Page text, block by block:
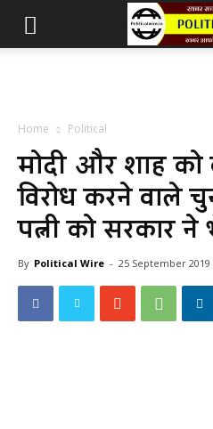
Home Political
मोदी और शाह को
विरोध करने वाले
पत्नी को सरकार ने
By Political Wire - 25 September 2019